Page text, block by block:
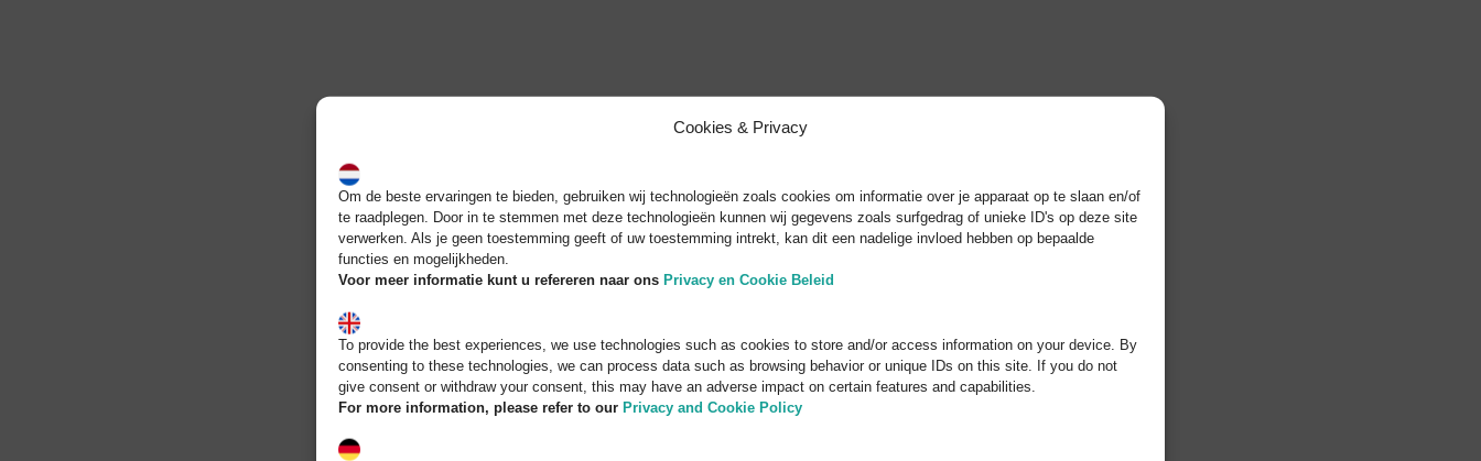
Cookies & Privacy
Om de beste ervaringen te bieden, gebruiken wij technologieën zoals cookies om informatie over je apparaat op te slaan en/of
te raadplegen. Door in te stemmen met deze technologieën kunnen wij gegevens zoals surfgedrag of unieke ID's op deze site
verwerken. Als je geen toestemming geeft of uw toestemming intrekt, kan dit een nadelige invloed hebben op bepaalde
functies en mogelijkheden.
Voor meer informatie kunt u refereren naar ons Privacy en Cookie Beleid
To provide the best experiences, we use technologies such as cookies to store and/or access information on your device. By
consenting to these technologies, we can process data such as browsing behavior or unique IDs on this site. If you do not
give consent or withdraw your consent, this may have an adverse impact on certain features and capabilities.
For more information, please refer to our Privacy and Cookie Policy